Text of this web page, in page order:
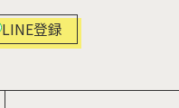
LINE登録